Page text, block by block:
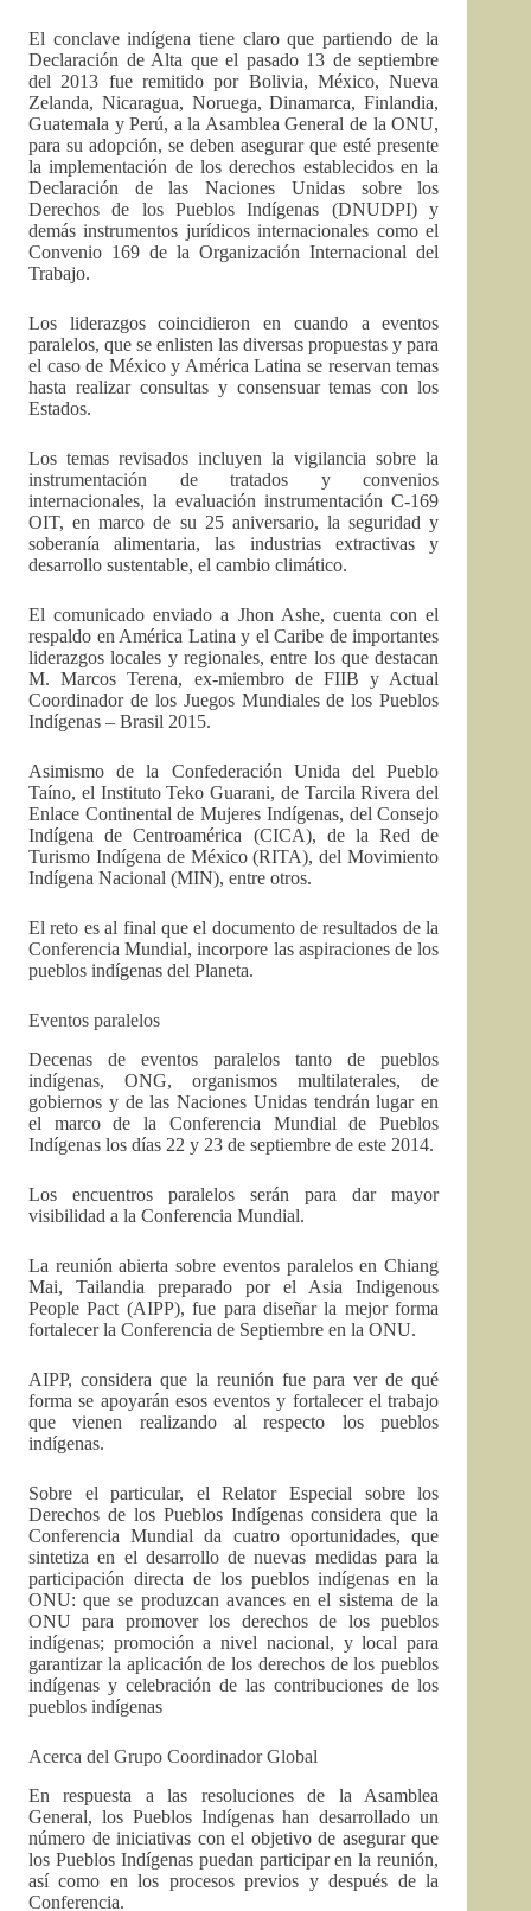
El conclave indígena tiene claro que partiendo de la
Declaración de Alta que el pasado 13 de septiembre
del 2013 fue remitido por Bolivia, México, Nueva
Zelanda, Nicaragua, Noruega, Dinamarca, Finlandia,
Guatemala y Perú, a la Asamblea General de la ONU,
para su adopción, se deben asegurar que esté presente
la implementación de los derechos establecidos en la
Declaración de las Naciones Unidas sobre los
Derechos de los Pueblos Indígenas (DNUDPI) y
demás instrumentos jurídicos internacionales como el
Convenio 169 de la Organización Internacional del
Trabajo.
Los liderazgos coincidieron en cuando a eventos
paralelos, que se enlisten las diversas propuestas y para
el caso de México y América Latina se reservan temas
hasta realizar consultas y consensuar temas con los
Estados.
Los temas revisados incluyen la vigilancia sobre la
instrumentación de tratados y convenios
internacionales, la evaluación instrumentación C-169
OIT, en marco de su 25 aniversario, la seguridad y
soberanía alimentaria, las industrias extractivas y
desarrollo sustentable, el cambio climático.
El comunicado enviado a Jhon Ashe, cuenta con el
respaldo en América Latina y el Caribe de importantes
liderazgos locales y regionales, entre los que destacan
M. Marcos Terena, ex-miembro de FIIB y Actual
Coordinador de los Juegos Mundiales de los Pueblos
Indígenas – Brasil 2015.
Asimismo de la Confederación Unida del Pueblo
Taíno, el Instituto Teko Guarani, de Tarcila Rivera del
Enlace Continental de Mujeres Indígenas, del Consejo
Indígena de Centroamérica (CICA), de la Red de
Turismo Indígena de México (RITA), del Movimiento
Indígena Nacional (MIN), entre otros.
El reto es al final que el documento de resultados de la
Conferencia Mundial, incorpore las aspiraciones de los
pueblos indígenas del Planeta.
Eventos paralelos
Decenas de eventos paralelos tanto de pueblos
indígenas, ONG, organismos multilaterales, de
gobiernos y de las Naciones Unidas tendrán lugar en
el marco de la Conferencia Mundial de Pueblos
Indígenas los días 22 y 23 de septiembre de este 2014.
Los encuentros paralelos serán para dar mayor
visibilidad a la Conferencia Mundial.
La reunión abierta sobre eventos paralelos en Chiang
Mai, Tailandia preparado por el Asia Indigenous
People Pact (AIPP), fue para diseñar la mejor forma
fortalecer la Conferencia de Septiembre en la ONU.
AIPP, considera que la reunión fue para ver de qué
forma se apoyarán esos eventos y fortalecer el trabajo
que vienen realizando al respecto los pueblos
indígenas.
Sobre el particular, el Relator Especial sobre los
Derechos de los Pueblos Indígenas considera que la
Conferencia Mundial da cuatro oportunidades, que
sintetiza en el desarrollo de nuevas medidas para la
participación directa de los pueblos indígenas en la
ONU: que se produzcan avances en el sistema de la
ONU para promover los derechos de los pueblos
indígenas; promoción a nivel nacional, y local para
garantizar la aplicación de los derechos de los pueblos
indígenas y celebración de las contribuciones de los
pueblos indígenas
Acerca del Grupo Coordinador Global
En respuesta a las resoluciones de la Asamblea
General, los Pueblos Indígenas han desarrollado un
número de iniciativas con el objetivo de asegurar que
los Pueblos Indígenas puedan participar en la reunión,
así como en los procesos previos y después de la
Conferencia.